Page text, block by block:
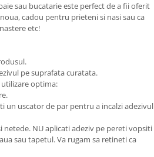
sau bucatarie este perfect de a fii oferit
cadou pentru prieteni si nasi sau ca
etc!
pe suprafata curatata.
optima:
un uscator de par pentru a incalzi adezivul
netede. NU aplicati adeziv pe pereti vopsiti
sau tapetul. Va rugam sa retineti ca